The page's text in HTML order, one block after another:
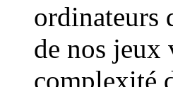
ordinateurs
de nos jeux
complexité